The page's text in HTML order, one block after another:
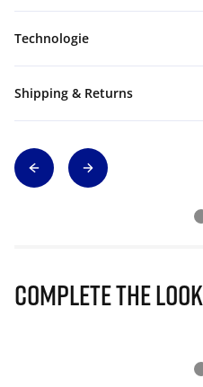
Technologie
Shipping & Returns
Complete The Look